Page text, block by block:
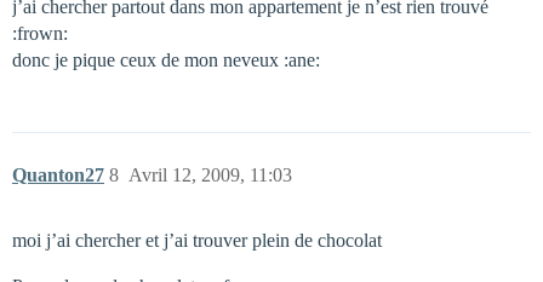
j’ai chercher partout dans mon appartement je n’est rien trouvé
:frown:
donc je pique ceux de mon neveux :ane:
Quanton27 Avril 12, 2009, 11:03
8
moi j’ai chercher et j’ai trouver plein de chocolat